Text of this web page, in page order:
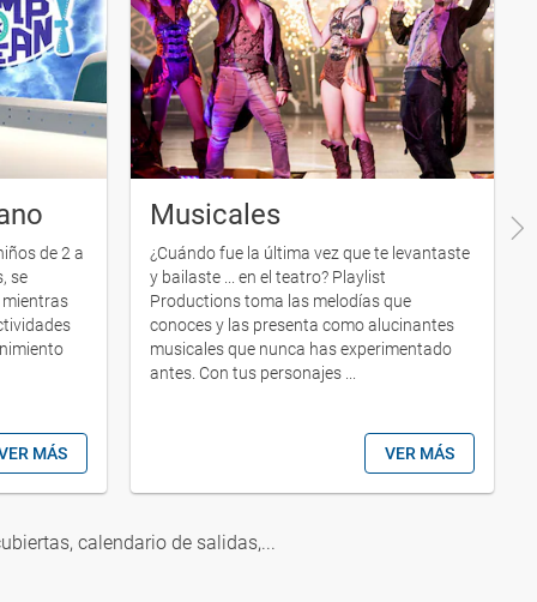
de 2 a
se
mientras
MÁS
Musicales
¿Cuándo fue la última vez que te levantaste
y bailaste ... en el teatro? Playlist
Productions toma las melodías que
conoces y las presenta como alucinantes
musicales que nunca has experimentado
antes. Con tus personajes ...
VER MÁS
calendario de salidas,...